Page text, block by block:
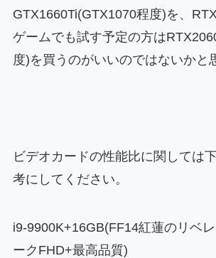
GTX1660Ti(GTX1070程度)を、
ゲームでも試す予定の方は
度)を買うのがいいのではないかと
ビデオカードの性能比に関しては
考にしてください。
i9-9900K+16GB(FF14紅蓮のリベ
ークFHD+最高品質)